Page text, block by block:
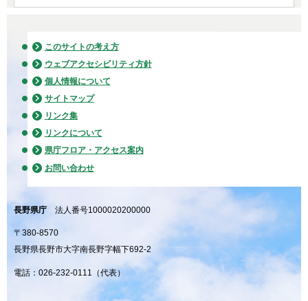
このサイトの考え方
ウェブアクセシビリティ方針
個人情報について
サイトマップ
リンク集
リンクについて
県庁フロア・アクセス案内
お問い合わせ
長野県庁 法人番号1000020200000
〒380-8570
長野県長野市大字南長野字幅下692-2
電話：026-232-0111（代表）